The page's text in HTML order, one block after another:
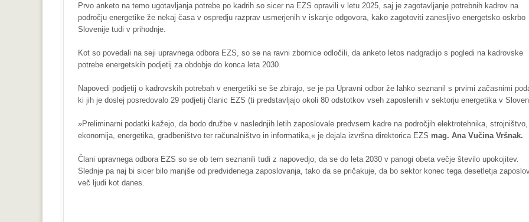
Prvo anketo na temo ugotavljanja potrebe po kadrih so sicer na EZS opravili v letu 2025, saj je zagotavljanje potrebnih kadrov na
področju energetike že nekaj časa v ospredju razprav usmerjenih v iskanje odgovora, kako zagotoviti zanesljivo energetsko oskrbo
Slovenije tudi v prihodnje.
Kot so povedali na seji upravnega odbora EZS, so se na ravni zbornice odločili, da anketo letos nadgradijo s pogledi na kadrovske
potrebe energetskih podjetij za obdobje do konca leta 2030.
Napovedi podjetij o kadrovskih potrebah v energetiki se še zbirajo, se je pa Upravni odbor že lahko seznanil s prvimi začasnimi
ki jih je doslej posredovalo 29 podjetij članic EZS (ti predstavljajo okoli 80 odstotkov vseh zaposlenih v sektorju energetika v
»Preliminarni podatki kažejo, da bodo družbe v naslednjih letih zaposlovale predvsem kadre na področjih elektrotehnika, strojništvo,
ekonomija, energetika, gradbeništvo ter računalništvo in informatika,« je dejala izvršna direktorica EZS mag. Ana Vučina Vršnak.
Člani upravnega odbora EZS so se ob tem seznanili tudi z napovedjo, da se do leta 2030 v panogi obeta večje število upokojitev.
Slednje pa naj bi sicer bilo manjše od predvidenega zaposlovanja, tako da se pričakuje, da bo sektor konec tega desetletja
več ljudi kot danes.